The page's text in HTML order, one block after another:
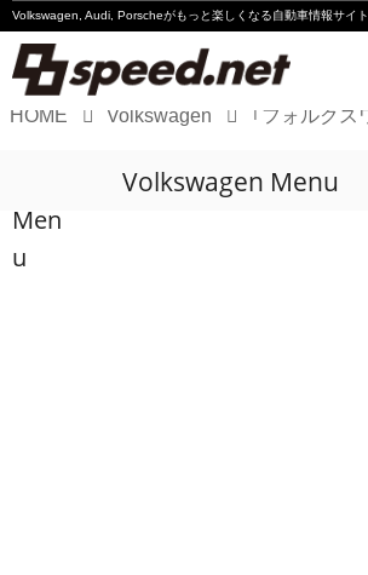
Volkswagen, Audi, Porscheがもっと楽しくなる自動車情報サイト
Audi
HOME Volkswagen
Men
u
Volkswagen Menu